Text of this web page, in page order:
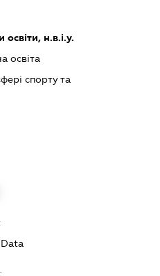
освіти, н.в.і.у.
освіта
спорту та